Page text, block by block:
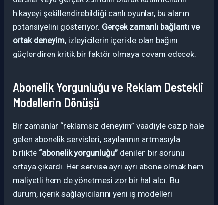
hikayeyi şekillendirebildiği canlı oyunlar, bu alanın
potansiyelini gösteriyor. Gerçek zamanlı bağlantı ve
ortak deneyim, izleyicilerin içerikle olan bağını
güçlendiren kritik bir faktör olmaya devam edecek.
Abonelik Yorgunluğu ve Reklam Destekli
Modellerin Dönüşü
Bir zamanlar “reklamsız deneyim” vaadiyle cazip hale
gelen abonelik servisleri, sayılarının artmasıyla
birlikte “abonelik yorgunluğu” denilen bir sorunu
ortaya çıkardı. Her servise ayrı ayrı abone olmak hem
maliyetli hem de yönetmesi zor bir hal aldı. Bu
durum, içerik sağlayıcılarını yeni iş modelleri